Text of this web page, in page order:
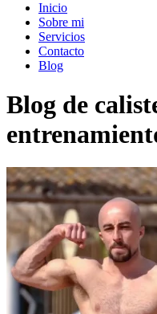
Inicio
Sobre mi
Servicios
Contacto
Blog
Blog de